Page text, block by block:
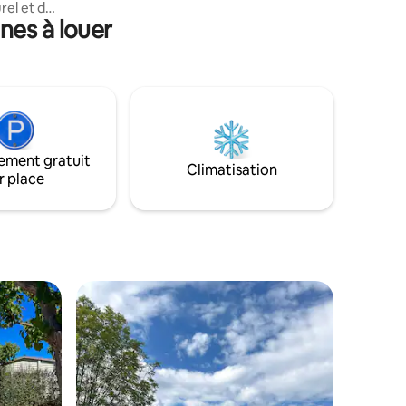
et de
avec un
les
vous pourrez visiter à tout moment et un
petit manège.
à louer
gratuit
place
Climatisation